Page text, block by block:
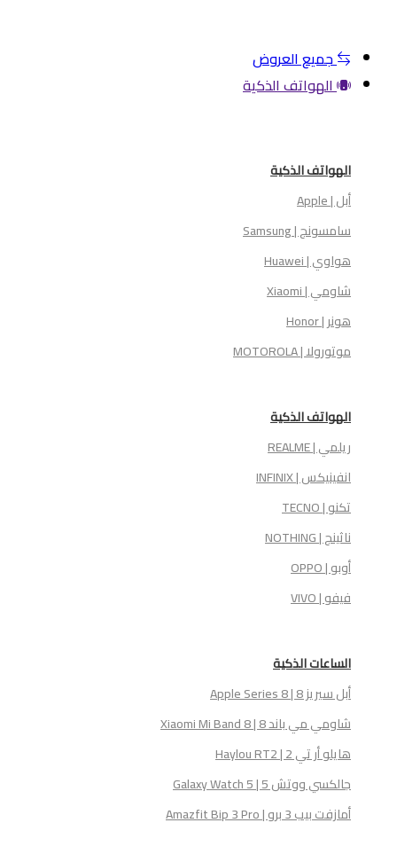
جميع العروض
الهواتف الذكية
الهواتف الذكية
سامسونج | Samsung
هواوي | Huawei
شاومي | Xiaomi
موتورولا | MOTOROLA
الهواتف الذكية
ريلمي | REALME
انفينيكس | INFINIX
ناثينج | NOTHING
فيفو | VIVO
الساعات الذكية
أبل سيريز 8 | Apple Series 8
شاومي مي باند 8 | Xiaomi Mi Band 8
هايلو أر تي 2 | Haylou RT2
جالكسي ووتش 5 | Galaxy Watch 5
أمازفت بيب 3 برو | Amazfit Bip 3 Pro